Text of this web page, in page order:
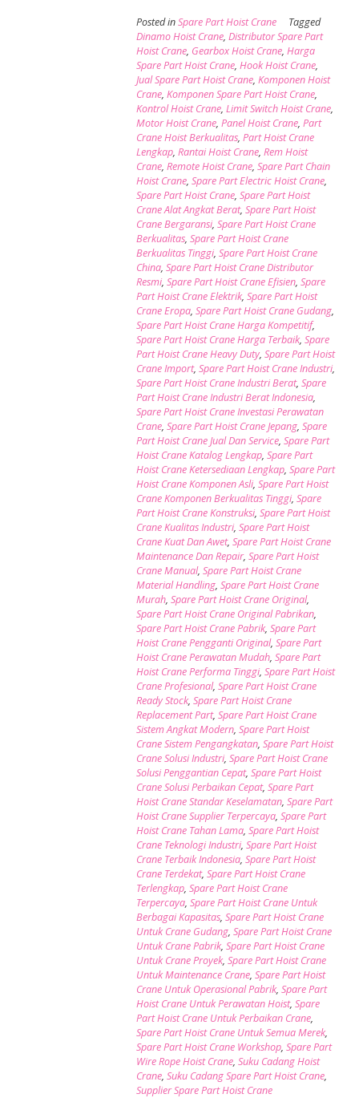
Posted inSpare Part Hoist Crane
Tagged
Dinamo Hoist Crane, Distributor Spare Part
Hoist Crane, Gearbox Hoist Crane, Harga
Spare Part Hoist Crane, Hook Hoist Crane,
Jual Spare Part Hoist Crane, Komponen Hoist
Crane, Komponen Spare Part Hoist Crane,
Kontrol Hoist Crane, Limit Switch Hoist Crane,
Motor Hoist Crane, Panel Hoist Crane, Part
Crane Hoist Berkualitas, Part Hoist Crane
Lengkap, Rantai Hoist Crane, Rem Hoist
Crane, Remote Hoist Crane, Spare Part Chain
Hoist Crane, Spare Part Electric Hoist Crane,
Spare Part Hoist Crane, Spare Part Hoist
Crane Alat Angkat Berat, Spare Part Hoist
Crane Bergaransi, Spare Part Hoist Crane
Berkualitas, Spare Part Hoist Crane
Berkualitas Tinggi, Spare Part Hoist Crane
China, Spare Part Hoist Crane Distributor
Resmi, Spare Part Hoist Crane Efisien, Spare
Part Hoist Crane Elektrik, Spare Part Hoist
Crane Eropa, Spare Part Hoist Crane Gudang,
Spare Part Hoist Crane Harga Kompetitif,
Spare Part Hoist Crane Harga Terbaik, Spare
Part Hoist Crane Heavy Duty, Spare Part Hoist
Crane Import, Spare Part Hoist Crane Industri,
Spare Part Hoist Crane Industri Berat, Spare
Part Hoist Crane Industri Berat Indonesia,
Spare Part Hoist Crane Investasi Perawatan
Crane, Spare Part Hoist Crane Jepang, Spare
Part Hoist Crane Jual Dan Service, Spare Part
Hoist Crane Katalog Lengkap, Spare Part
Hoist Crane Ketersediaan Lengkap, Spare Part
Hoist Crane Komponen Asli, Spare Part Hoist
Crane Komponen Berkualitas Tinggi, Spare
Part Hoist Crane Konstruksi, Spare Part Hoist
Crane Kualitas Industri, Spare Part Hoist
Crane Kuat Dan Awet, Spare Part Hoist Crane
Maintenance Dan Repair, Spare Part Hoist
Crane Manual, Spare Part Hoist Crane
Material Handling, Spare Part Hoist Crane
Murah, Spare Part Hoist Crane Original,
Spare Part Hoist Crane Original Pabrikan,
Spare Part Hoist Crane Pabrik, Spare Part
Hoist Crane Pengganti Original, Spare Part
Hoist Crane Perawatan Mudah, Spare Part
Hoist Crane Performa Tinggi, Spare Part Hoist
Crane Profesional, Spare Part Hoist Crane
Ready Stock, Spare Part Hoist Crane
Replacement Part, Spare Part Hoist Crane
Sistem Angkat Modern, Spare Part Hoist
Crane Sistem Pengangkatan, Spare Part Hoist
Crane Solusi Industri, Spare Part Hoist Crane
Solusi Penggantian Cepat, Spare Part Hoist
Crane Solusi Perbaikan Cepat, Spare Part
Hoist Crane Standar Keselamatan, Spare Part
Hoist Crane Supplier Terpercaya, Spare Part
Hoist Crane Tahan Lama, Spare Part Hoist
Crane Teknologi Industri, Spare Part Hoist
Crane Terbaik Indonesia, Spare Part Hoist
Crane Terdekat, Spare Part Hoist Crane
Terlengkap, Spare Part Hoist Crane
Terpercaya, Spare Part Hoist Crane Untuk
Berbagai Kapasitas, Spare Part Hoist Crane
Untuk Crane Gudang, Spare Part Hoist Crane
Untuk Crane Pabrik, Spare Part Hoist Crane
Untuk Crane Proyek, Spare Part Hoist Crane
Untuk Maintenance Crane, Spare Part Hoist
Crane Untuk Operasional Pabrik, Spare Part
Hoist Crane Untuk Perawatan Hoist, Spare
Part Hoist Crane Untuk Perbaikan Crane,
Spare Part Hoist Crane Untuk Semua Merek,
Spare Part Hoist Crane Workshop, Spare Part
Wire Rope Hoist Crane, Suku Cadang Hoist
Crane, Suku Cadang Spare Part Hoist Crane,
Supplier Spare Part Hoist Crane